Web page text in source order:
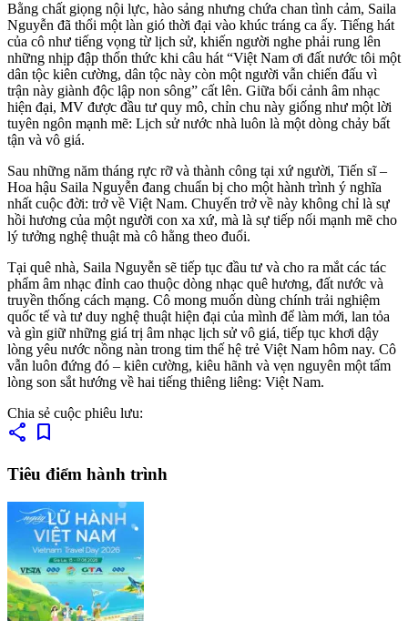
​Bằng chất giọng nội lực, hào sảng nhưng chứa chan tình cảm, Saila
Nguyễn đã thổi một làn gió thời đại vào khúc tráng ca ấy. Tiếng hát
của cô như tiếng vọng từ lịch sử, khiến người nghe phải rung lên
những nhịp đập thổn thức khi câu hát “Việt Nam ơi đất nước tôi một
dân tộc kiên cường, dân tộc này còn một người vẫn chiến đấu vì
trận này giành độc lập non sông” cất lên. Giữa bối cảnh âm nhạc
hiện đại, MV được đầu tư quy mô, chỉn chu này giống như một lời
tuyên ngôn mạnh mẽ: Lịch sử nước nhà luôn là một dòng chảy bất
tận và vô giá.
​Sau những năm tháng rực rỡ và thành công tại xứ người, Tiến sĩ –
Hoa hậu Saila Nguyễn đang chuẩn bị cho một hành trình ý nghĩa
nhất cuộc đời: trở về Việt Nam. Chuyến trở về này không chỉ là sự
hồi hương của một người con xa xứ, mà là sự tiếp nối mạnh mẽ cho
lý tưởng nghệ thuật mà cô hằng theo đuổi.
​Tại quê nhà, Saila Nguyễn sẽ tiếp tục đầu tư và cho ra mắt các tác
phẩm âm nhạc đỉnh cao thuộc dòng nhạc quê hương, đất nước và
truyền thống cách mạng. Cô mong muốn dùng chính trải nghiệm
quốc tế và tư duy nghệ thuật hiện đại của mình để làm mới, lan tỏa
và gìn giữ những giá trị âm nhạc lịch sử vô giá, tiếp tục khơi dậy
lòng yêu nước nồng nàn trong tim thế hệ trẻ Việt Nam hôm nay. Cô
vẫn luôn đứng đó – kiên cường, kiêu hãnh và vẹn nguyên một tấm
lòng son sắt hướng về hai tiếng thiêng liêng: Việt Nam.
Chia sẻ cuộc phiêu lưu:
share bookmark
Tiêu điểm hành trình